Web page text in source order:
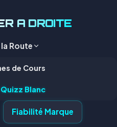
A DROITE
Route
de Cours
Blanc
Fiabilité Marque